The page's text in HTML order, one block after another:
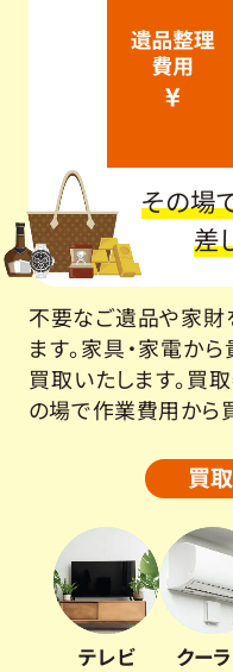
その場
差
不要なご遺品や家
ます。家具・家電か
買取いたします。買
の場で作業費用から
買
テレビ クー